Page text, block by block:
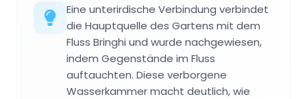
Eine unterirdische Verbindung verbindet
die Hauptquelle des Gartens mit dem
Fluss Bringhi und wurde nachgewiesen,
indem Gegenstände im Fluss
auftauchten. Diese verborgene
Wasserkammer macht deutlich, wie